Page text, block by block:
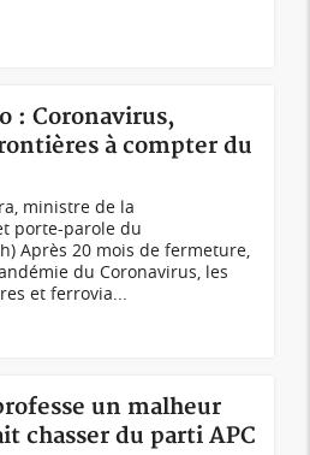
: Coronavirus,
à compter du
ministre de la
porte-parole du
Après 20 mois de fermeture,
du Coronavirus, les
et ferrovia...
un malheur
chasser du parti APC